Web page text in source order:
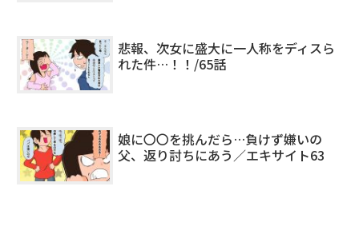
悲報、次女に盛大に一人称をディスら
れた件…！！/65話
娘に〇〇を挑んだら…負けず嫌いの
父、返り討ちにあう／エキサイト63